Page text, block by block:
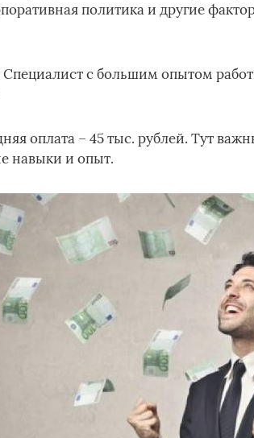
политика и другие
Специалист с большим опытом
оплата – 45 тыс. рублей. Тут
навыки и опыт.